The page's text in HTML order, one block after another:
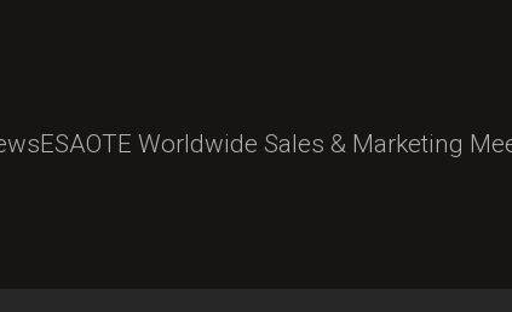
ESAOTE Worldwide Sales & Marketing